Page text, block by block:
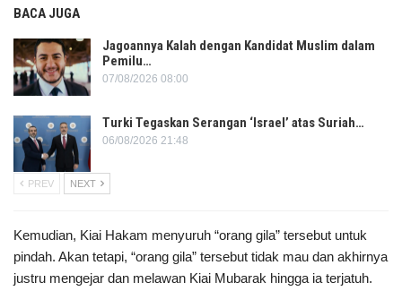
BACA JUGA
Jagoannya Kalah dengan Kandidat Muslim dalam
Pemilu…
07/08/2026 08:00
Turki Tegaskan Serangan ‘Israel’ atas Suriah…
06/08/2026 21:48
PREV NEXT
Kemudian, Kiai Hakam menyuruh “orang gila” tersebut untuk
pindah. Akan tetapi, “orang gila” tersebut tidak mau dan akhirnya
justru mengejar dan melawan Kiai Mubarak hingga ia terjatuh.